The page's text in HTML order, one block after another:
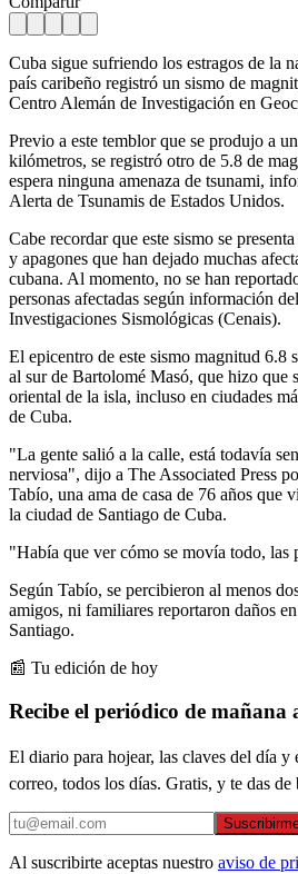
Cuba sigue sufriendo los estragos de la
país caribeño registró un sismo de
Centro Alemán de Investigación en
Previo a este temblor que se produjo a
kilómetros, se registró otro de 5.8 de
espera ninguna amenaza de tsunami,
Alerta de Tsunamis de Estados Unidos.
Cabe recordar que este sismo se
y apagones que han dejado muchas
cubana. Al momento, no se han
personas afectadas según información
Investigaciones Sismológicas (Cenais).
El epicentro de este sismo magnitud 6.8
al sur de Bartolomé Masó, que hizo que
oriental de la isla, incluso en ciudades
de Cuba.
"La gente salió a la calle, está todavía
nerviosa", dijo a The Associated Press
Tabío, una ama de casa de 76 años que
la ciudad de Santiago de Cuba.
"Había que ver cómo se movía todo, las
Según Tabío, se percibieron al menos
amigos, ni familiares reportaron daños
Santiago.
📰 Tu edición de hoy
Recibe el periódico de mañana
El diario para hojear, las claves del día
correo, todos los días. Gratis, y te das
Al suscribirte aceptas nuestro aviso de